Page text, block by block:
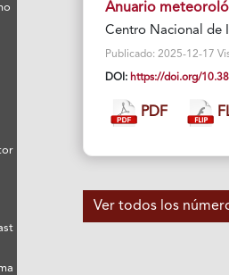
Anuario
Centro Nacional de
Publicado: 2025-12-17
DOI: https://doi.org/
PDF
Ver todos los